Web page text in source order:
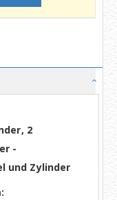
2
-
und Zylinder